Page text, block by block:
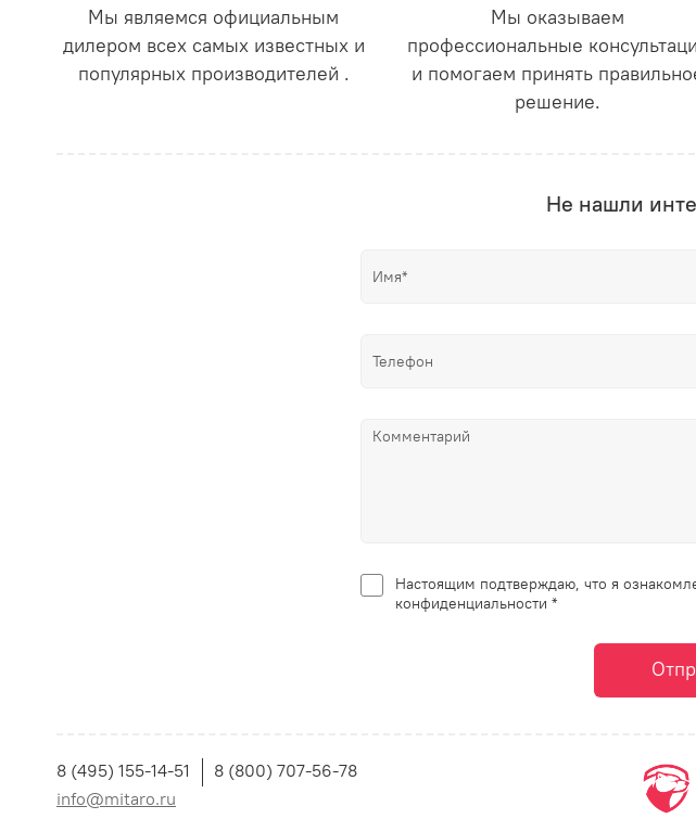
Мы являемся официальным
дилером всех самых известных и
популярных производителей .
Мы оказываем
профессиональные
и помогаем принять
решение.
Не нашли
Настоящим подтверждаю, что я
конфиденциальности *
8 (495) 155-14-51
8 (800) 707-56-78
info@mitaro.ru